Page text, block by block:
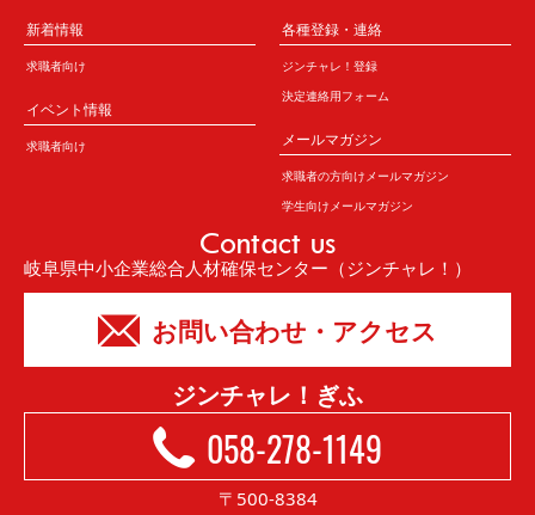
新着情報
求職者向け
イベント情報
求職者向け
各種登録・連絡
ジンチャレ！登録
決定連絡用フォーム
メールマガジン
求職者の方向けメールマガジン
学生向けメールマガジン
Contact us
岐阜県中小企業総合人材確保センター（ジンチャレ！）
お問い合わせ・アクセス
ジンチャレ！ぎふ
058-278-1149
〒500-8384